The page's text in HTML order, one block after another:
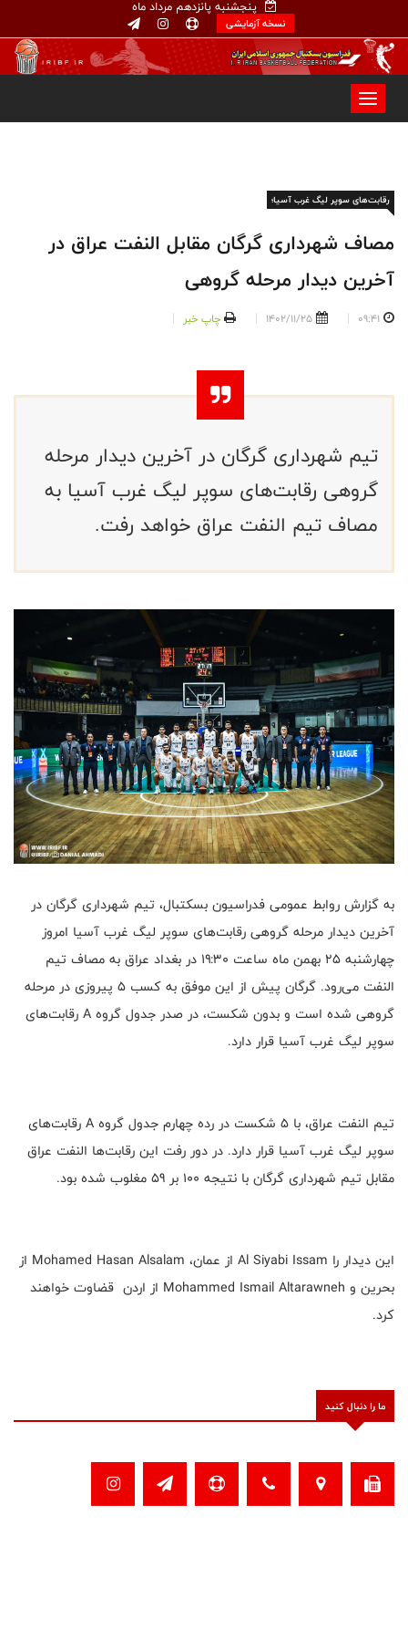
پنجشنبه پانزدهم مرداد ماه
نسخه آزمایشی
رقابت‌های سوپر لیگ غرب آسیا؛
مصاف شهرداری گرگان مقابل النفت عراق در
آخرین دیدار مرحله گروهی
09:41
1402/11/25 چاپ خبر
تیم شهرداری گرگان در آخرین دیدار مرحله
گروهی رقابت‌های سوپر لیگ غرب آسیا به
مصاف تیم النفت عراق خواهد رفت.
به گزارش روابط عمومی فدراسیون بسکتبال، تیم شهرداری گرگان در
آخرین دیدار مرحله گروهی رقابت‌های سوپر لیگ غرب آسیا امروز
چهارشنبه ۲۵ بهمن ماه ساعت ۱۹:۳۰ در بغداد عراق به مصاف تیم
النفت می‌رود. گرگان پیش از این موفق به کسب ۵ پیروزی در مرحله
گروهی شده است و بدون شکست، در صدر جدول گروه A رقابت‌های
سوپر لیگ غرب آسیا قرار دارد.
تیم النفت عراق، با 5 شکست در رده چهارم جدول گروه A رقابت‌های
سوپر لیگ غرب آسیا قرار دارد. در دور رفت این رقابت‌ها النفت عراق
مقابل تیم شهرداری گرگان با نتیجه 100 بر 59 مغلوب شده بود.
این دیدار را Al Siyabi Issam از عمان، Mohamed Hasan Alsalam از
بحرین و Mohammed Ismail Altarawneh از اردن قضاوت خواهند
کرد.
ما را دنبال کنید